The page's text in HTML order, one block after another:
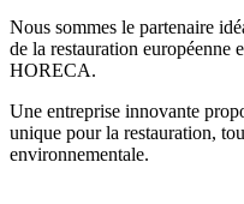
Nous sommes le partenaire
de la restauration européenne
HORECA.
Une entreprise innovante
unique pour la restauration,
environnementale.